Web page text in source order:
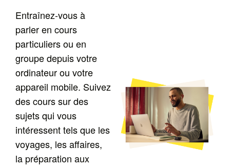
Entraînez-vous à
parler en cours
particuliers ou en
groupe depuis votre
ordinateur ou votre
appareil mobile. Suivez
des cours sur des
sujets qui vous
intéressent tels que les
voyages, les affaires,
la préparation aux